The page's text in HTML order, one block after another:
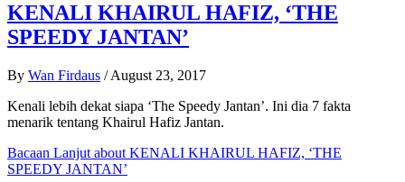
KENALI KHAIRUL HAFIZ, ‘THE
SPEEDY JANTAN’
By Wan Firdaus / August 23, 2017
Kenali lebih dekat siapa ‘The Speedy Jantan’. Ini dia 7 fakta
menarik tentang Khairul Hafiz Jantan.
Bacaan Lanjut about KENALI KHAIRUL HAFIZ, ‘THE
SPEEDY JANTAN’